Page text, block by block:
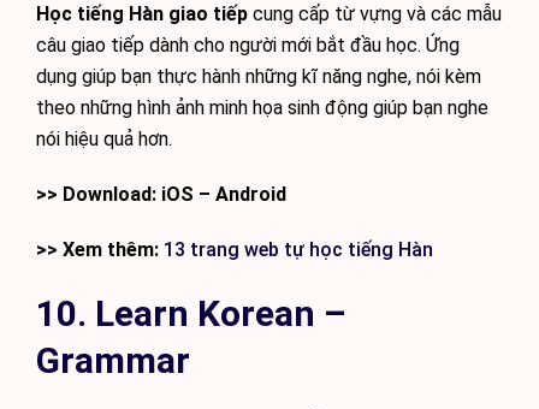
Học tiếng Hàn giao tiếp cung cấp từ vựng và các mẫu
câu giao tiếp dành cho người mới bắt đầu học. Ứng
dụng giúp bạn thực hành những kĩ năng nghe, nói kèm
theo những hình ảnh minh họa sinh động giúp bạn nghe
nói hiệu quả hơn.
>> Download: iOS – Android
>> Xem thêm: 13 trang web tự học tiếng Hàn
10. Learn Korean –
Grammar